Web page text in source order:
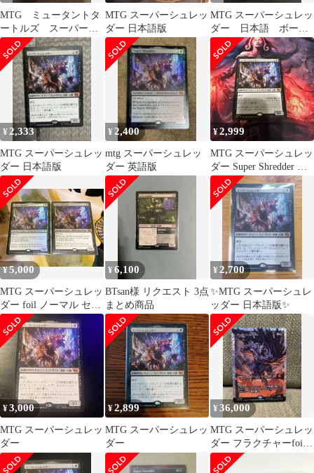
MTG ミュータントタ
ートルズ スーパーシ
ュレッダー 日本語
MTG スーパーシュレッ
ダー 日本語版
MTG スーパーシュレッ
ダー 日本語 ボーダ
ーレスfoil
¥ 2,333
MTG スーパーシュレッ
ダー 日本語版
¥ 2,400
mtg スーパーシュレッ
ダー 英語版
¥2,999
MTG スーパーシュレッ
ダー Super Shredder 日
本語 1枚
¥5,000
MTG スーパーシュレッ
ダー foil ノーマル セッ
ト
¥6,100
BTsan様 リクエスト 3点
まとめ商品
¥ 2,700
✨MTG スーパーシュレ
ッダー 日本語版✨
¥3,000
MTG スーパーシュレッ
ダー
¥2,899
MTG スーパーシュレッ
ダー
¥36,000
MTG スーパーシュレッ
ダー フラクチャーfoil
タートルズ 日本語